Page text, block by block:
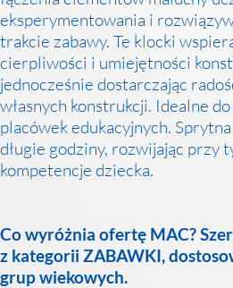
eksperymentowania i
trakcie zabawy. Te klocki
cierpliwości i umiejętności
jednocześnie dostarczając
własnych konstrukcji. Idealne
placówek edukacyjnych.
długie godziny, rozwijając przy
kompetencje dziecka.
Co wyróżnia ofertę MAC?
z kategorii ZABAWKI,
grup wiekowych.